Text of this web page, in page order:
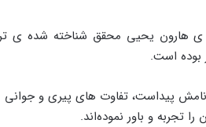
ی هارون یحیی محقق شناخته شده
بوده است.
پیداست، تفاوت های پیری و
تجربه و باور نموده‌اند.